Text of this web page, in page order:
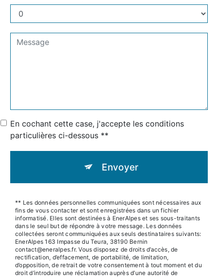
En cochant cette case, j'accepte les conditions
particulières ci-dessous **
Envoyer
** Les données personnelles communiquées sont nécessaires aux
fins de vous contacter et sont enregistrées dans un fichier
informatisé. Elles sont destinées à EnerAlpes et ses sous-traitants
dans le seul but de répondre à votre message. Les données
collectées seront communiquées aux seuls destinataires suivants:
EnerAlpes 163 Impasse du Teura, 38190 Bernin
contact@eneralpes.fr. Vous disposez de droits d’accès, de
rectification, d’effacement, de portabilité, de limitation,
d’opposition, de retrait de votre consentement à tout moment et du
droit d’introduire une réclamation auprès d’une autorité de